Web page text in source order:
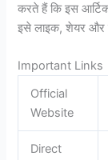
करते हैं कि इस
इसे लाइक, शेयर और
Important Links
Official
Website
Direct